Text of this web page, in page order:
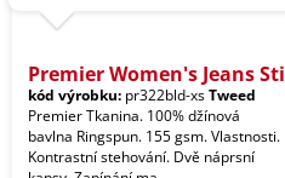
Premier Women's Jeans Sti
kód výrobku: pr322bld-xsTweed
Premier Tkanina. 100% džínová
bavlna Ringspun. 155 gsm. Vlastnosti.
Kontrastní stehování. Dvě náprsní